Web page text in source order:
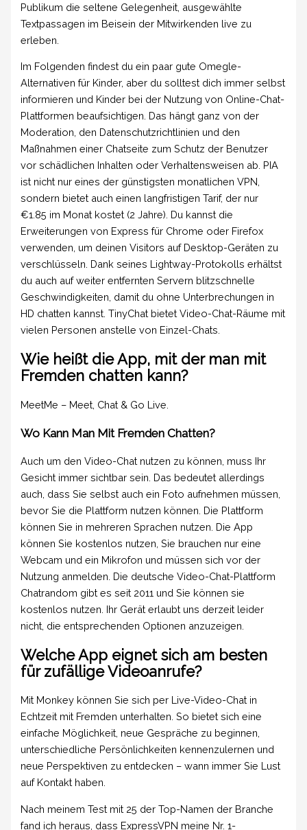
Publikum die seltene Gelegenheit, ausgewählte
Textpassagen im Beisein der Mitwirkenden live zu
erleben.
Im Folgenden findest du ein paar gute Omegle-
Alternativen für Kinder, aber du solltest dich immer selbst
informieren und Kinder bei der Nutzung von Online-Chat-
Plattformen beaufsichtigen. Das hängt ganz von der
Moderation, den Datenschutzrichtlinien und den
Maßnahmen einer Chatseite zum Schutz der Benutzer
vor schädlichen Inhalten oder Verhaltensweisen ab. PIA
ist nicht nur eines der günstigsten monatlichen VPN,
sondern bietet auch einen langfristigen Tarif, der nur
€1.85 im Monat kostet (2 Jahre). Du kannst die
Erweiterungen von Express für Chrome oder Firefox
verwenden, um deinen Visitors auf Desktop-Geräten zu
verschlüsseln. Dank seines Lightway-Protokolls erhältst
du auch auf weiter entfernten Servern blitzschnelle
Geschwindigkeiten, damit du ohne Unterbrechungen in
HD chatten kannst. TinyChat bietet Video-Chat-Räume mit
vielen Personen anstelle von Einzel-Chats.
Wie heißt die App, mit der man mit
Fremden chatten kann?
MeetMe – Meet, Chat & Go Live.
Wo Kann Man Mit Fremden Chatten?
Auch um den Video-Chat nutzen zu können, muss Ihr
Gesicht immer sichtbar sein. Das bedeutet allerdings
auch, dass Sie selbst auch ein Foto aufnehmen müssen,
bevor Sie die Plattform nutzen können. Die Plattform
können Sie in mehreren Sprachen nutzen. Die App
können Sie kostenlos nutzen, Sie brauchen nur eine
Webcam und ein Mikrofon und müssen sich vor der
Nutzung anmelden. Die deutsche Video-Chat-Plattform
Chatrandom gibt es seit 2011 und Sie können sie
kostenlos nutzen. Ihr Gerät erlaubt uns derzeit leider
nicht, die entsprechenden Optionen anzuzeigen.
Welche App eignet sich am besten
für zufällige Videoanrufe?
Mit Monkey können Sie sich per Live-Video-Chat in
Echtzeit mit Fremden unterhalten. So bietet sich eine
einfache Möglichkeit, neue Gespräche zu beginnen,
unterschiedliche Persönlichkeiten kennenzulernen und
neue Perspektiven zu entdecken – wann immer Sie Lust
auf Kontakt haben.
Nach meinem Test mit 25 der Top-Namen der Branche
fand ich heraus, dass ExpressVPN meine Nr. 1-